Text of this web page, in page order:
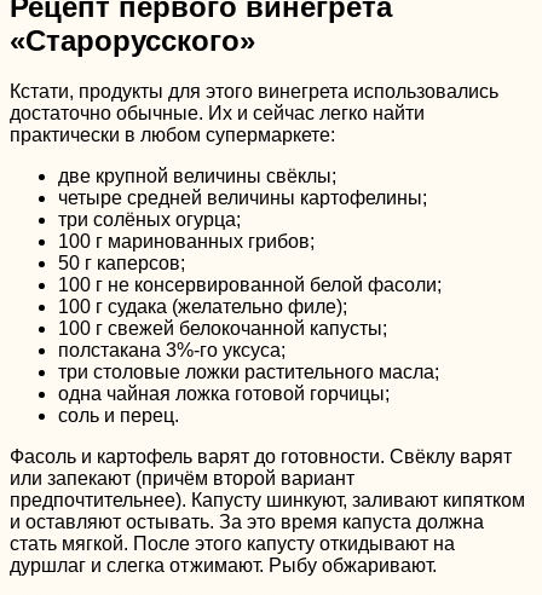
«Старорусского»
Кстати, продукты для этого винегрета использовались
достаточно обычные. Их и сейчас легко найти
практически в любом супермаркете:
две крупной величины свёклы;
четыре средней величины картофелины;
три солёных огурца;
100 г маринованных грибов;
50 г каперсов;
100 г не консервированной белой фасоли;
100 г судака (желательно филе);
100 г свежей белокочанной капусты;
полстакана 3%-го уксуса;
три столовые ложки растительного масла;
одна чайная ложка готовой горчицы;
соль и перец.
Фасоль и картофель варят до готовности. Свёклу варят
или запекают (причём второй вариант
предпочтительнее). Капусту шинкуют, заливают кипятком
и оставляют остывать. За это время капуста должна
стать мягкой. После этого капусту откидывают на
дуршлаг и слегка отжимают. Рыбу обжаривают.